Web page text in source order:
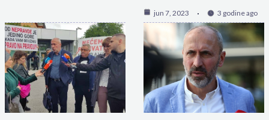
jun 7, 2023 3 godine ago